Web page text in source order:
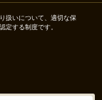
扱いについて、適切な保
定する制度です。